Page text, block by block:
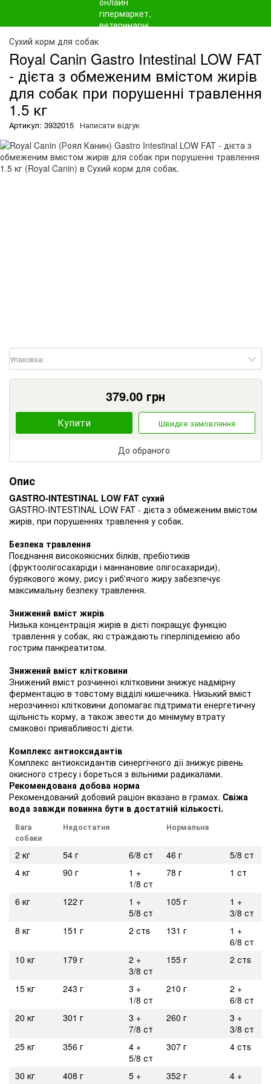
Сухий корм для собак
Royal Canin Gastro Intestinal LOW FAT
- дієта з обмеженим вмістом жирів
для собак при порушенні травлення
1.5 кг
Артикул: 3932015 Написати відгук
Упаковка:
379.00 грн
Купити Швидке замовлення
До обраного
Опис
GASTRO-INTESTINAL LOW FAT сухий
GASTRO-INTESTINAL LOW FAT - дієта з обмеженим вмістом
жирів, при порушеннях травлення у собак.
Безпека травлення
Поєднання високоякісних білків, пребіотиків
(фруктоолігосахаріди і маннановие олігосахариди),
бурякового жому, рису і риб'ячого жиру забезпечує
максимальну безпеку травлення.
Знижений вміст жирів
Низька концентрація жирів в дієті покращує функцію
травлення у собак, які страждають гіперліпідемією або
гострим панкреатитом.
Знижений вміст клітковини
Знижений вміст розчинної клітковини знижує надмірну
ферментацію в товстому відділі кишечника. Низький вміст
нерозчинної клітковини допомагає підтримати енергетичну
щільність корму, а також звести до мінімуму втрату
смакової привабливості дієти.
Комплекс антиоксидантів
Комплекс антиоксидантів синергічного дії знижує рівень
окисного стресу і бореться з вільними радикалами.
Рекомендована добова норма
Рекомендований добовий раціон вказано в грамах. Cвіжа
вода завжди повинна бути в достатній кількості.
Вага
собаки
Недостатня Нормальна
2 кг 54 г 6/8 ст 46 г
5/8 ст
4 кг
90 г
1 +
1/8 ст
78 г 1 ст
6 кг 122 г
1 +
5/8 ст
105 г
1 +
3/8 ст
8 кг
151 г 2 стs 131 г
1 +
6/8 ст
10 кг
179 г
2 +
3/8 ст
155 г 2 стs
15 кг 243 г
3 +
1/8 ст
210 г
2 +
6/8 ст
20 кг
301 г
3 +
7/8 ст
260 г
3 +
3/8 ст
25 кг
356 г
4 +
5/8 ст
307 г 4 стs
30 кг 408 г
5 +
352 г
4 +